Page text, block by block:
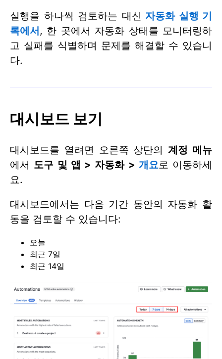
실행을 하나씩 검토하는 대신 자동화 실행 기
록에서, 한 곳에서 자동화 상태를 모니터링하
고 실패를 식별하며 문제를 해결할 수 있습니
다.
대시보드 보기
대시보드를 열려면 오른쪽 상단의계정 메뉴
에서 도구 및 앱 > 자동화 > 개요로 이동하세
요.
대시보드에서는 다음 기간 동안의 자동화 활
동을 검토할 수 있습니다:
오늘
최근 7일
최근 14일